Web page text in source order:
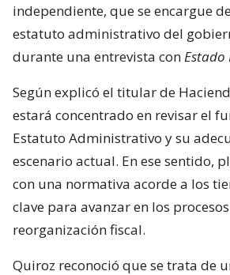
independiente, que se encargue
estatuto administrativo del
durante una entrevista con
Según explicó el titular de
estará concentrado en revisar el
Estatuto Administrativo y su
escenario actual. En ese sentido,
con una normativa acorde a los
clave para avanzar en los
reorganización fiscal.
Quiroz reconoció que se trata de